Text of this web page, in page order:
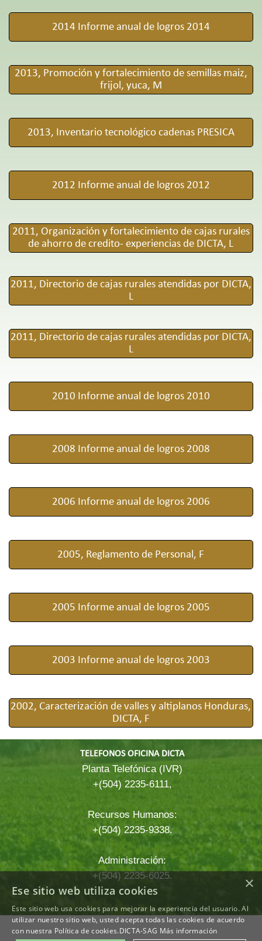
2014 Informe anual de logros 2014
2013, Promoción y fortalecimiento de semillas maiz,
frijol, yuca, M
2013, Inventario tecnológico cadenas PRESICA
2012 Informe anual de logros 2012
2011, Organización y fortalecimiento de cajas rurales
de ahorro de credito- experiencias de DICTA, L
2011, Directorio de cajas rurales atendidas por DICTA,
L
2011, Directorio de cajas rurales atendidas por DICTA,
L
2010 Informe anual de logros 2010
2008 Informe anual de logros 2008
2006 Informe anual de logros 2006
2005, Reglamento de Personal, F
2005 Informe anual de logros 2005
2003 Informe anual de logros 2003
2002, Caracterización de valles y altiplanos Honduras,
DICTA, F
TELEFONOS OFICINA DICTA
Planta Telefónica (IVR)
+(504) 2235-6111,
Recursos Humanos:
+(504) 2235-9338.
Administración:
+(504) 2235-6025.
Regreso al contenido
×
Ese sitio web utiliza cookies
Este sitio web usa cookies para mejorar la experiencia del usuario. Al
utilizar nuestro sitio web, usted acepta todas las cookies de acuerdo
con nuestra Política de cookies.DICTA-SAG Más información